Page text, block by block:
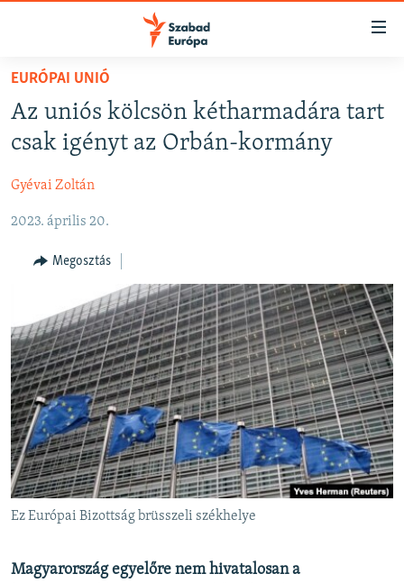
Akadálymentes
Ugrás
fő
oldalra
Ugrás
AKTUÁLIS
PODCASTOK
VIDEÓK
ELEMZŐ
NER15
TÁRSADALOM
DEMOKRÁCIA
A PÉNZ NYOMÁBAN
EURÓPAI UNIÓ
VILÁG
KLÍMAVÁLTOZÁS
A MÚLT TANULSÁGAI
KÖVESSEN MINKET!
EURÓPAI UNIÓ
Az uniós kölcsön kétharmadára tart
csak igényt az Orbán-kormány
Gyévai Zoltán
2023. április 20.
Megosztás
Ez Európai Bizottság brüsszeli székhelye
Magyarország egyelőre nem hivatalosan a
FELIRATKOZÁS